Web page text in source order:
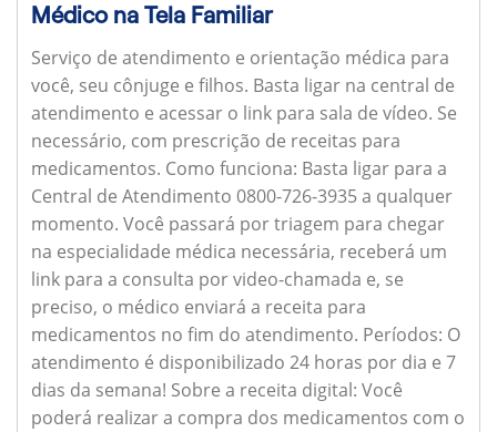
Médico na Tela Familiar
Serviço de atendimento e orientação médica para
você, seu cônjuge e filhos. Basta ligar na central de
atendimento e acessar o link para sala de vídeo. Se
necessário, com prescrição de receitas para
medicamentos. Como funciona: Basta ligar para a
Central de Atendimento 0800-726-3935 a qualquer
momento. Você passará por triagem para chegar
na especialidade médica necessária, receberá um
link para a consulta por video-chamada e, se
preciso, o médico enviará a receita para
medicamentos no fim do atendimento. Períodos: O
atendimento é disponibilizado 24 horas por dia e 7
dias da semana! Sobre a receita digital: Você
poderá realizar a compra dos medicamentos com o